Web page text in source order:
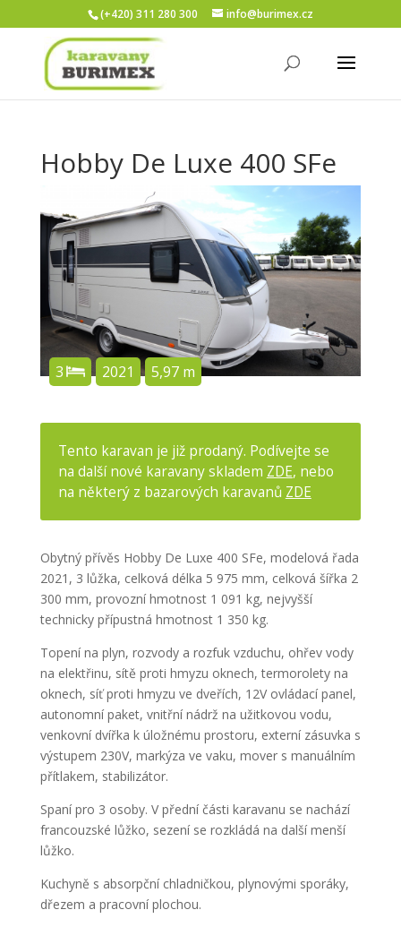
(+420) 311 280 300 info@burimex.cz
Hobby De Luxe 400 SFe
3 2021 5,97 m
Tento karavan je již prodaný. Podívejte se
na další nové karavany skladem ZDE, nebo
na některý z bazarových karavanů ZDE
Obytný přívěs Hobby De Luxe 400 SFe, modelová řada
2021, 3 lůžka, celková délka 5 975 mm, celková šířka 2
300 mm, provozní hmotnost 1 091 kg, nejvyšší
technicky přípustná hmotnost 1 350 kg.
Topení na plyn, rozvody a rozfuk vzduchu, ohřev vody
na elektřinu, sítě proti hmyzu oknech, termorolety na
oknech, síť proti hmyzu ve dveřích, 12V ovládací panel,
autonomní paket, vnitřní nádrž na užitkovou vodu,
venkovní dvířka k úložnému prostoru, externí zásuvka s
výstupem 230V, markýza ve vaku, mover s manuálním
přítlakem, stabilizátor.
Spaní pro 3 osoby. V přední části karavanu se nachází
francouzské lůžko, sezení se rozkládá na další menší
lůžko.
Kuchyně s absorpční chladničkou, plynovými sporáky,
dřezem a pracovní plochou.